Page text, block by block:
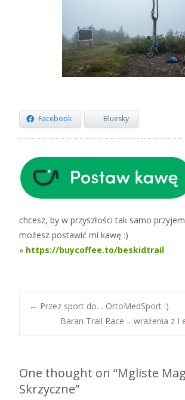
Facebook Bluesky
chcesz, by w przyszłości tak samo
możesz postawić mi kawę :)
» https://buycoffee.to/beskidtrail
Post
← Przez sport do… OrtoMedSport :)
Baran Trail Race – wrażenia z I
One thought on “Mgliste
Skrzyczne”